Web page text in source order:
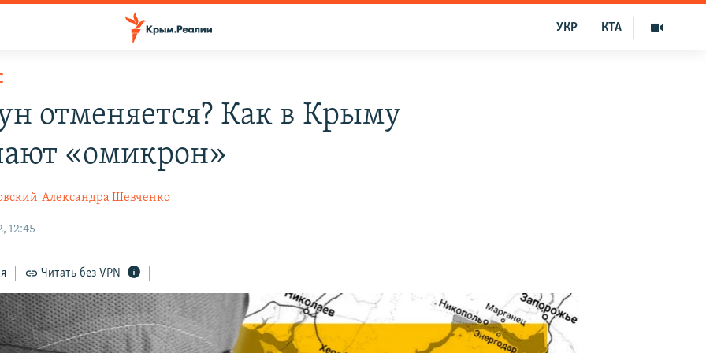
КТА
УКР
отменяется? Как в Крыму
«омикрон»
Александра Шевченко
12:45
Читать без VPN